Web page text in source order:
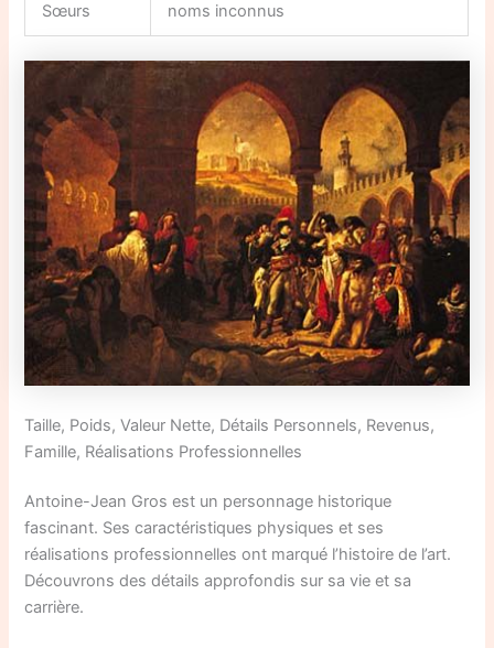
Sœurs
noms inconnus
Taille, Poids, Valeur Nette, Détails Personnels, Revenus,
Famille, Réalisations Professionnelles
Antoine-Jean Gros est un personnage historique
fascinant. Ses caractéristiques physiques et ses
réalisations professionnelles ont marqué l’histoire de l’art.
Découvrons des détails approfondis sur sa vie et sa
carrière.